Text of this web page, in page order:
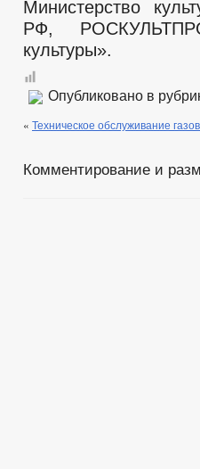
Министерство
РФ,
культуры».
Опубликовано в
« Техническое обслуживание
Комментирование и